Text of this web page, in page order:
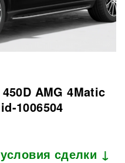
AMG 4Matic
1006504
сделки ↓